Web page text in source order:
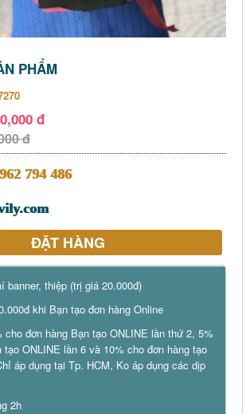
PHẨM
đ
đ
794 486
ĐẶT HÀNG
banner, thiệp (trị giá 20.000đ)
khi Bạn tạo đơn hàng Online
cho đơn hàng Bạn tạo ONLINE lần thứ 2, 5%
tạo ONLINE lần 6 và 10% cho đơn hàng tạo
áp dụng tại Tp. HCM, Ko áp dụng các dịp
2h